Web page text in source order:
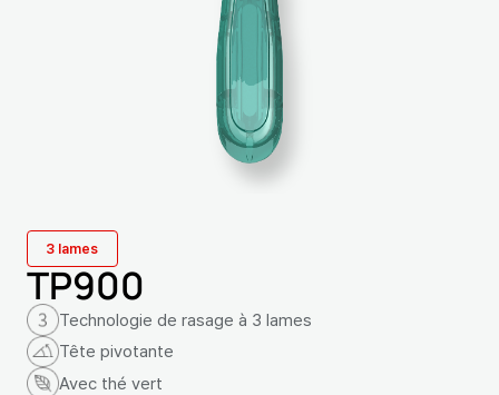
3 lames
TP900
Technologie de rasage à 3 lames
Tête pivotante
Avec thé vert